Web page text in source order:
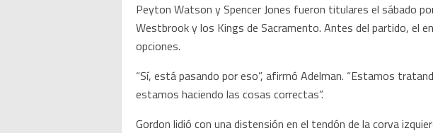
Peyton Watson y Spencer Jones fueron titulares el sábado
Westbrook y los Kings de Sacramento. Antes del partido, el
opciones.
“Sí, está pasando por eso”, afirmó Adelman. “Estamos
estamos haciendo las cosas correctas”.
Gordon lidió con una distensión en el tendón de la corva